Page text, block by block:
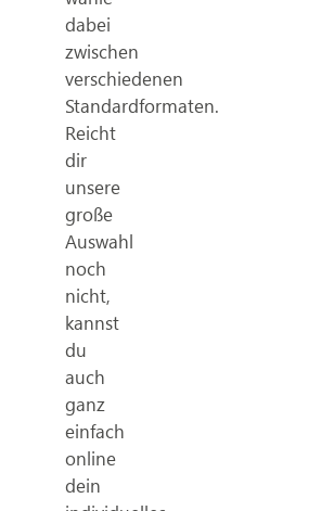
dabei
zwischen
verschiedenen
Standardformaten.
Reicht
dir
unsere
große
Auswahl
noch
nicht,
kannst
du
auch
ganz
einfach
online
dein